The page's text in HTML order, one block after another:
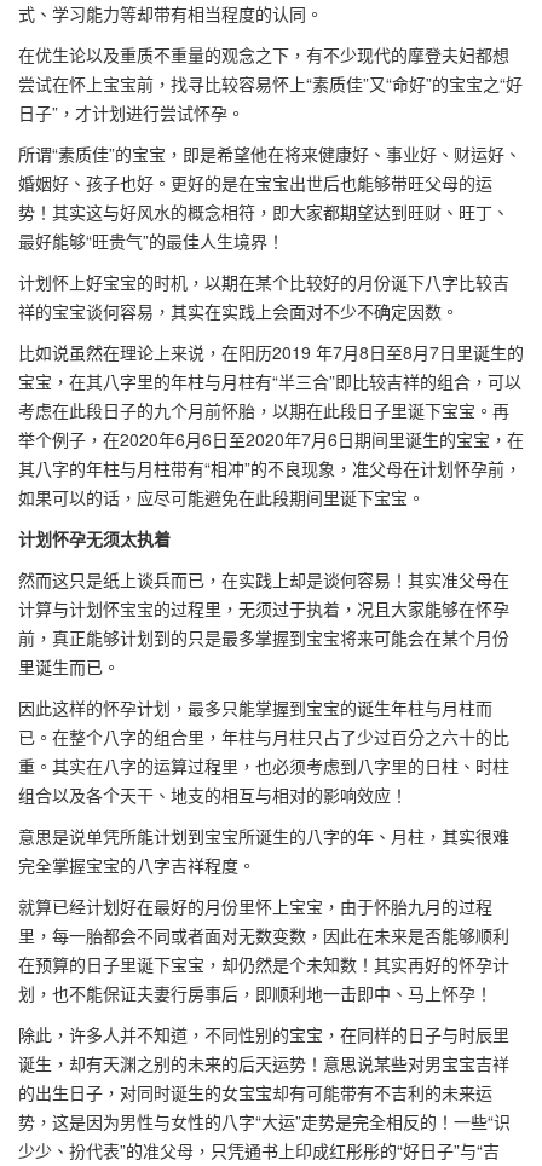
式、学习能力等却带有相当程度的认同。
在优生论以及重质不重量的观念之下，有不少现代的摩登夫妇都想
尝试在怀上宝宝前，找寻比较容易怀上“素质佳”又“命好”的宝宝之“好
日子”，才计划进行尝试怀孕。
所谓“素质佳”的宝宝，即是希望他在将来健康好、事业好、财运好、
婚姻好、孩子也好。更好的是在宝宝出世后也能够带旺父母的运
势！其实这与好风水的概念相符，即大家都期望达到旺财、旺丁、
最好能够“旺贵气”的最佳人生境界！
计划怀上好宝宝的时机，以期在某个比较好的月份诞下八字比较吉
祥的宝宝谈何容易，其实在实践上会面对不少不确定因数。
比如说虽然在理论上来说，在阳历2019 年7月8日至8月7日里诞生的
宝宝，在其八字里的年柱与月柱有“半三合”即比较吉祥的组合，可以
考虑在此段日子的九个月前怀胎，以期在此段日子里诞下宝宝。再
举个例子，在2020年6月6日至2020年7月6日期间里诞生的宝宝，在
其八字的年柱与月柱带有“相冲”的不良现象，准父母在计划怀孕前，
如果可以的话，应尽可能避免在此段期间里诞下宝宝。
计划怀孕无须太执着
然而这只是纸上谈兵而已，在实践上却是谈何容易！其实准父母在
计算与计划怀宝宝的过程里，无须过于执着，况且大家能够在怀孕
前，真正能够计划到的只是最多掌握到宝宝将来可能会在某个月份
里诞生而已。
因此这样的怀孕计划，最多只能掌握到宝宝的诞生年柱与月柱而
已。在整个八字的组合里，年柱与月柱只占了少过百分之六十的比
重。其实在八字的运算过程里，也必须考虑到八字里的日柱、时柱
组合以及各个天干、地支的相互与相对的影响效应！
意思是说单凭所能计划到宝宝所诞生的八字的年、月柱，其实很难
完全掌握宝宝的八字吉祥程度。
就算已经计划好在最好的月份里怀上宝宝，由于怀胎九月的过程
里，每一胎都会不同或者面对无数变数，因此在未来是否能够顺利
在预算的日子里诞下宝宝，却仍然是个未知数！其实再好的怀孕计
划，也不能保证夫妻行房事后，即顺利地一击即中、马上怀孕！
除此，许多人并不知道，不同性别的宝宝，在同样的日子与时辰里
诞生，却有天渊之别的未来的后天运势！意思说某些对男宝宝吉祥
的出生日子，对同时诞生的女宝宝却有可能带有不吉利的未来运
势，这是因为男性与女性的八字“大运”走势是完全相反的！一些“识
少少、扮代表”的准父母，只凭通书上印成红彤彤的“好日子”与“吉